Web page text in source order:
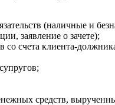
(наличные и
заявление о зачете);
счета клиента-
средств,